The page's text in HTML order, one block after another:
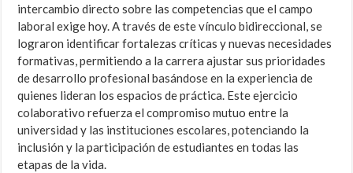
intercambio directo sobre las competencias que el campo
laboral exige hoy. A través de este vínculo bidireccional, se
lograron identificar fortalezas críticas y nuevas necesidades
formativas, permitiendo a la carrera ajustar sus prioridades
de desarrollo profesional basándose en la experiencia de
quienes lideran los espacios de práctica. Este ejercicio
colaborativo refuerza el compromiso mutuo entre la
universidad y las instituciones escolares, potenciando la
inclusión y la participación de estudiantes en todas las
etapas de la vida.